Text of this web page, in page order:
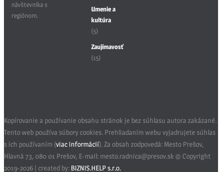
návštevníka s
regiónom.
Umenie a
kultúra
(5)
Zaujímavosť
(15)
Kopírovanie a používanie obsahu stránok je bez súhlasu autora zakázané.
Tento web používa súbory cookies. Prehliadaním webu vyjadrujete súhlas
s ich používaním (viac informácií). Za obsah zodpovedá: Mesto Prešov,
Hlavná 73, 080 01 Prešov, E-mail: mesto.radnica@presov.sk © Copyright
2019-2026 | created by: BIZNIS.HELP s.r.o.